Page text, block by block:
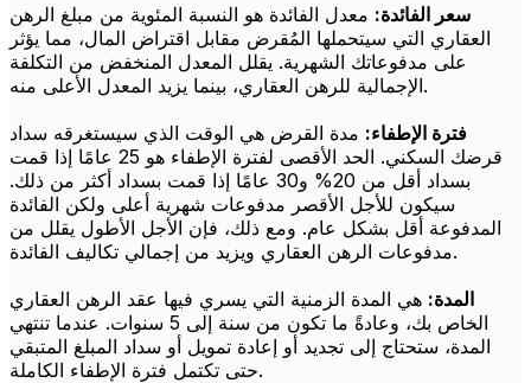
سعر الفائدة: معدل الفائدة هو النسبة المئوية من مبلغ الرهن
العقاري التي سيتحملها المُقرض مقابل اقتراض المال، مما يؤثر
على مدفوعاتك الشهرية. يقلل المعدل المنخفض من التكلفة
الإجمالية للرهن العقاري، بينما يزيد المعدل الأعلى منه.
فترة الإطفاء: مدة القرض هي الوقت الذي سيستغرقه سداد
قرضك السكني. الحد الأقصى لفترة الإطفاء هو 25 عامًا إذا قمت
بسداد أقل من 20% و30 عامًا إذا قمت بسداد أكثر من ذلك.
سيكون للأجل الأقصر مدفوعات شهرية أعلى ولكن الفائدة
المدفوعة أقل بشكل عام. ومع ذلك، فإن الأجل الأطول يقلل من
مدفوعات الرهن العقاري ويزيد من إجمالي تكاليف الفائدة.
المدة: هي المدة الزمنية التي يسري فيها عقد الرهن العقاري
الخاص بك، وعادةً ما تكون من سنة إلى 5 سنوات. عندما تنتهي
المدة، ستحتاج إلى تجديد أو إعادة تمويل أو سداد المبلغ المتبقي
حتى تكتمل فترة الإطفاء الكاملة.